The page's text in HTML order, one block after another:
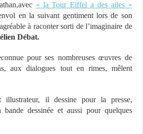
« la Tour Eiffel a des ailes »
en la suivant gentiment lors de son
à raconter sorti de l’imaginaire de
Débat.
pour ses nombreuses œuvres de
aux dialogues tout en rimes, mêlent
illustrateur, il dessine pour la presse,
bande dessinée et aussi pour quelques